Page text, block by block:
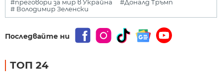
#преговори за мир в Украйна
#Доналд Тръмп
# Володимир Зеленски
Последвайте ни
ТОП 24